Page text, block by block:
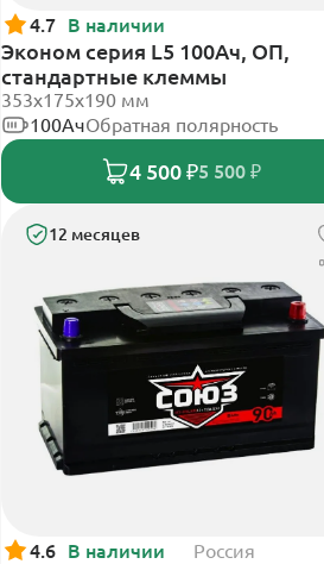
4.7 В наличии
Эконом серия L5 100Ач, ОП,
стандартные клеммы
353х175х190 мм
100АчОбратная полярность
4 500 ₽5 500 ₽
12 месяцев
4.6 В наличии Россия